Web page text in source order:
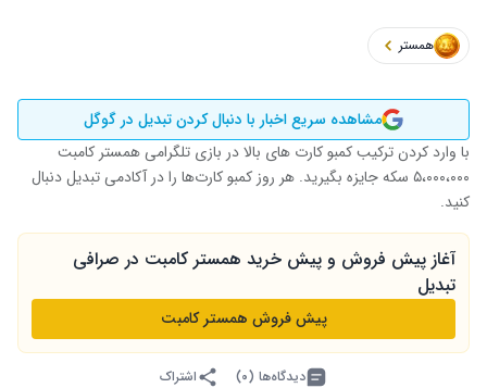
همستر
مشاهده سریع اخبار با دنبال کردن تبدیل در گوگل
با وارد کردن ترکیب کمبو کارت های بالا در بازی تلگرامی همستر کامبت
۵،۰۰۰،۰۰۰ سکه جایزه بگیرید. هر روز کمبو کارت‌ها را در آکادمی تبدیل دنبال
کنید.
آغاز پیش فروش و پیش خرید همستر کامبت در صرافی
تبدیل
پیش فروش همستر کامبت
دیدگاه‌ها (۰) اشتراک